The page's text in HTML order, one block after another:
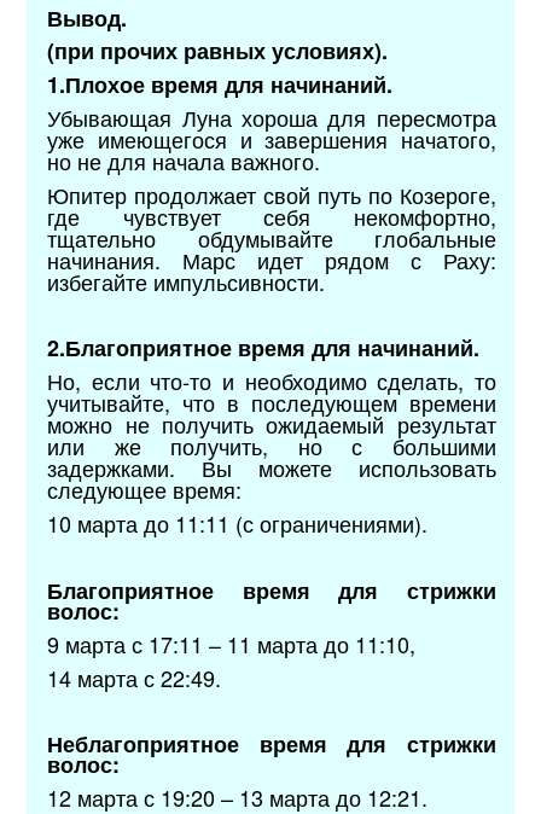
Вывод.
(при прочих равных условиях).
1.Плохое время для начинаний.
Убывающая Луна хороша для пересмотра
уже имеющегося и завершения начатого,
но не для начала важного.
Юпитер продолжает свой путь по Козероге,
где чувствует себя некомфортно,
тщательно обдумывайте глобальные
начинания. Марс идет рядом с Раху:
избегайте импульсивности.
2.Благоприятное время для начинаний.
Но, если что-то и необходимо сделать, то
учитывайте, что в последующем времени
можно не получить ожидаемый результат
или же получить, но с большими
задержками. Вы можете использовать
следующее время:
10 марта до 11:11 (с ограничениями).
Благоприятное время для стрижки
волос:
9 марта с 17:11 – 11 марта до 11:10,
14 марта с 22:49.
Неблагоприятное время для стрижки
волос:
12 марта с 19:20 – 13 марта до 12:21.